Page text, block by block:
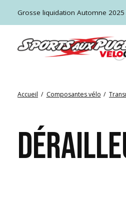
Grosse liquidation Automne 2025
Accueil / Composantes vélo /